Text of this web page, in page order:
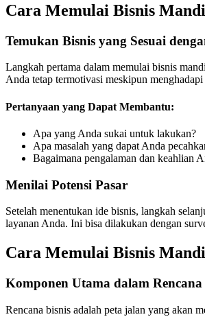
Cara Memulai Bisnis
Temukan Bisnis yang Sesuai
Langkah pertama dalam memulai bisnis
Anda tetap termotivasi meskipun
Pertanyaan yang Dapat Membantu:
Apa yang Anda sukai untuk lakukan?
Apa masalah yang dapat Anda
Bagaimana pengalaman dan keahlian
Menilai Potensi Pasar
Setelah menentukan ide bisnis, langkah
layanan Anda. Ini bisa dilakukan dengan
Cara Memulai Bisnis
Komponen Utama dalam Rencana
Rencana bisnis adalah peta jalan yang akan